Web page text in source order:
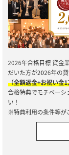
2026年合格目標 貸金
だいた方が2026年の
（全額返金+お祝い金
合格特典でモチベーシ
い！
※特典利用の条件等が